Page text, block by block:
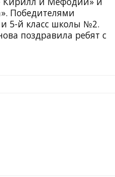
Победителями
5-й класс школы №2.
поздравила ребят с